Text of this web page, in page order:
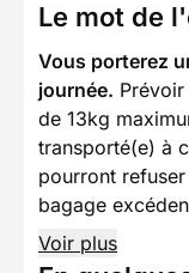
Le mot de
Vous porterez
journée.
de 13kg
transporté(e) à
pourront
bagage
Voir plus